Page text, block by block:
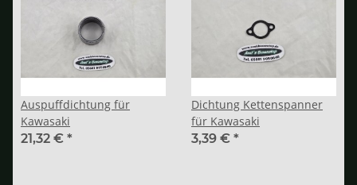
Auspuffdichtung für
Kawasaki
21,32 € *
Dichtung Kettenspanner
für Kawasaki
3,39 € *